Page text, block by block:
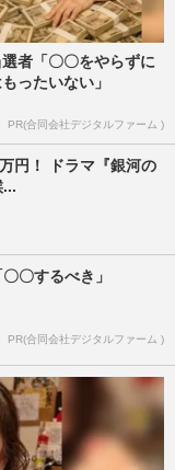
者「〇〇をやらずに
ったいない」
PR(合同会社デジタルファーム )
円！ ドラマ『銀河の
〇するべき」
PR(合同会社デジタルファーム )